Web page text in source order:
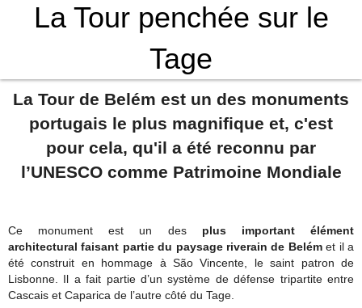
La Tour penchée sur le
Tage
La Tour de Belém est un des monuments
portugais le plus magnifique et, c'est
pour cela, qu'il a été reconnu par
l’UNESCO comme Patrimoine Mondiale
Ce monument est un des plus important élément
architectural faisant partie du paysage riverain de Belémet il a
été construit en hommage à São Vincente, le saint patron de
Lisbonne. Il a fait partie d’un système de défense tripartite entre
Cascais et Caparica de l’autre côté du Tage.